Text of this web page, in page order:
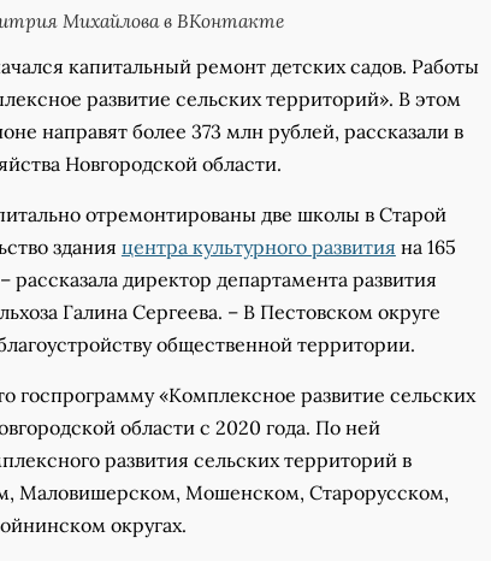
Михайлова в ВКонтакте
капитальный ремонт детских садов. Работы
развитие сельских территорий». В этом
направят более 373 млн рублей, рассказали в
Новгородской области.
отремонтированы две школы в Старой
здания центра культурного развития на 165
рассказала директор департамента развития
Галина Сергеева. – В Пестовском округе
общественной территории.
госпрограмму «Комплексное развитие сельских
области с 2020 года. По ней
развития сельских территорий в
Маловишерском, Мошенском, Старорусском,
округах.